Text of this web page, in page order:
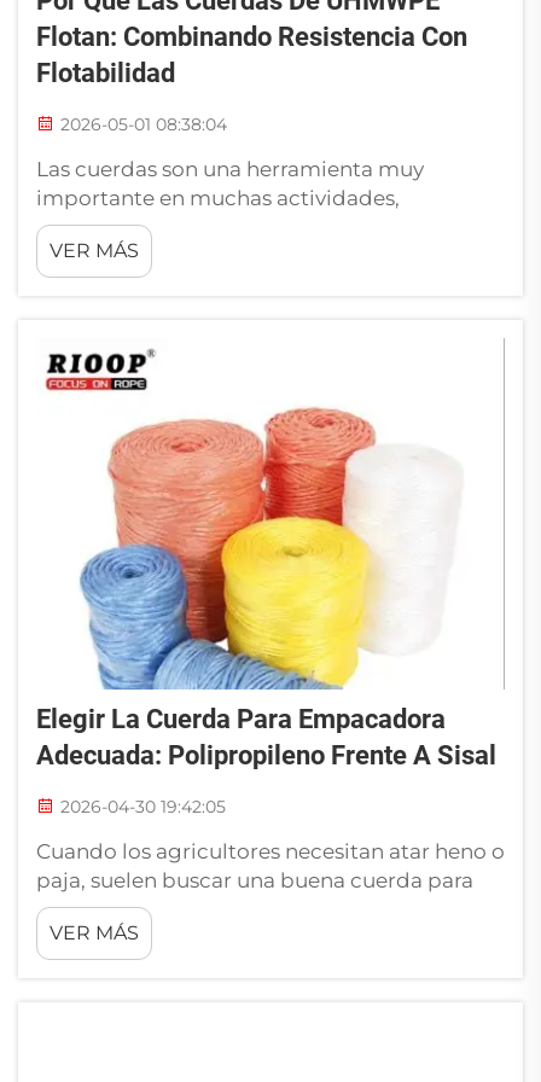
Flotan: Combinando Resistencia Con
Flotabilidad
2026-05-01 08:38:04
Las cuerdas son una herramienta muy
importante en muchas actividades,
especialmente en las relacionadas con el
agua. Uno de los tipos que realmente destaca
es la cuerda de UHMWPE. Esta cuerda es
RIOOP fabrica cuerdas de UHMWPE que no
solo son resistentes, sino también ligeras...
VER MÁS
Elegir La Cuerda Para Empacadora
Adecuada: Polipropileno Frente A Sisal
2026-04-30 19:42:05
Cuando los agricultores necesitan atar heno o
paja, suelen buscar una buena cuerda para
empacadora. Esta cuerda mantiene los
fardos bien sujetos, lo que facilita su
transporte y almacenamiento. Las dos
VER MÁS